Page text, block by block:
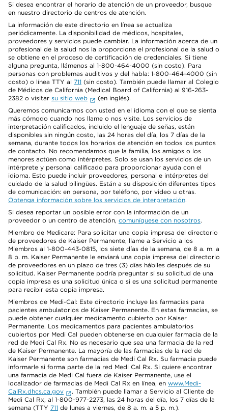
Si desea encontrar el horario de atención de un proveedor, busque
en nuestro directorio de centros de atención.
La información de este directorio en línea se actualiza
periódicamente. La disponibilidad de médicos, hospitales,
proveedores y servicios puede cambiar. La información acerca de un
profesional de la salud nos la proporciona el profesional de la salud o
se obtiene en el proceso de certificación de credenciales. Si tiene
alguna pregunta, llámenos al 1-800-464-4000 (sin costo). Para
personas con problemas auditivos y del habla: 1-800-464-4000 (sin
costo) o línea TTY al 711 (sin costo). También puede llamar al Colegio
de Médicos de California (Medical Board of California) al 916-263-
2382 o visitar su sitio web
(en inglés).
Queremos comunicarnos con usted en el idioma con el que se sienta
más cómodo cuando nos llame o nos visite. Los servicios de
interpretación calificados, incluido el lenguaje de señas, están
disponibles sin ningún costo, las 24 horas del día, los 7 días de la
semana, durante todos los horarios de atención en todos los puntos
de contacto. No recomendamos que la familia, los amigos o los
menores actúen como intérpretes. Solo se usan los servicios de un
intérprete y personal calificado para proporcionar ayuda con el
idioma. Esto puede incluir proveedores, personal e intérpretes del
cuidado de la salud bilingües. Están a su disposición diferentes tipos
de comunicación: en persona, por teléfono, por video u otras.
Obtenga información sobre los servicios de interpretación.
Si desea reportar un posible error con la información de un
proveedor o un centro de atención, comuníquese con nosotros.
Miembro de Medicare: Para solicitar una copia impresa del directorio
de proveedores de Kaiser Permanente, llame a Servicio a los
Miembros al 1-800-443-0815, los siete días de la semana, de 8 a. m. a
8 p. m. Kaiser Permanente le enviará una copia impresa del directorio
de proveedores en un plazo de tres (3) días hábiles después de su
solicitud. Kaiser Permanente podría preguntar si su solicitud de una
copia impresa es una solicitud única o si es una solicitud permanente
para recibir esta copia impresa.
Miembros de Medi-Cal: Este directorio incluye las farmacias para
pacientes ambulatorios de Kaiser Permanente. En estas farmacias, se
puede obtener cualquier medicamento cubierto por Kaiser
Permanente. Los medicamentos para pacientes ambulatorios
cubiertos por Medi Cal pueden obtenerse en cualquier farmacia de la
red de Medi Cal Rx. No es necesario que sea una farmacia de la red
de Kaiser Permanente. La mayoría de las farmacias de la red de
Kaiser Permanente son farmacias de Medi Cal Rx. Su farmacia puede
informarle si forma parte de la red Medi Cal Rx. Si quiere encontrar
una farmacia de Medi Cal fuera de Kaiser Permanente, use el
localizador de farmacias de Medi Cal Rx en línea, en www.Medi-
CalRx.dhcs.ca.gov
. También puede llamar a Servicio al Cliente de
Medi Cal Rx, al 1-800-977-2273, las 24 horas del día, los 7 días de la
semana (TTY 711 de lunes a viernes, de 8 a. m. a 5 p. m.).